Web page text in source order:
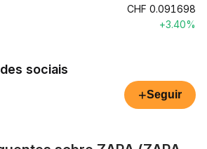
CHF 0.091698
+3.40%
sociais
+Seguir